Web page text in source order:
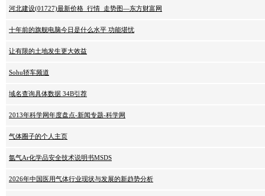
河北建设(01727)最新价格_行情_走势图—东方财富网
十年前的旗舰电脑今日是什么水平 功能堪忧
让有限的土地发生更大效益
Sohu轿车频道
域名查询具体数据 34B引荐
2013年科学网年度盘点-新闻专题-科学网
气体圈子的个人主页
氩气Ar化学品安全技术说明书MSDS
2026年中国医用气体行业现状与发展的新趋势分析